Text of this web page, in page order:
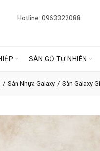
Hotline: 0963322088
SÀN GỖ TỰ NHIÊN
Sàn Nhựa Galaxy Sàn Galaxy